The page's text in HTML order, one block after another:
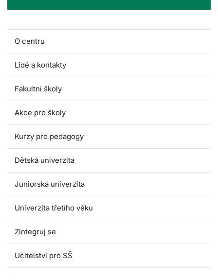
O centru
Lidé a kontakty
Fakultní školy
Akce pro školy
Kurzy pro pedagogy
Dětská univerzita
Juniorská univerzita
Univerzita třetího věku
Zintegruj se
Učitelství pro SŠ